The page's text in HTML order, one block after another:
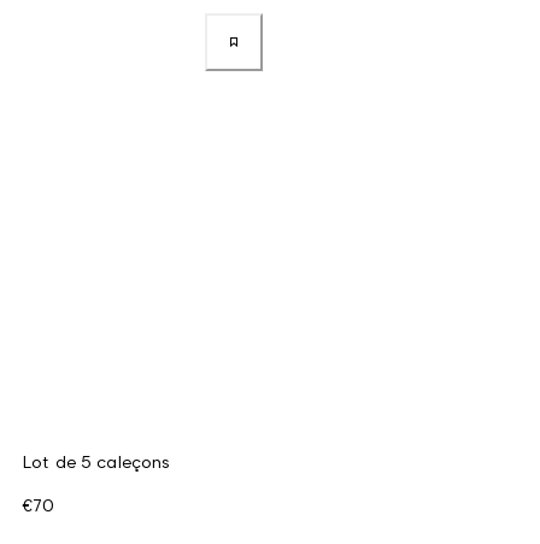
Lot de 5 caleçons
€70